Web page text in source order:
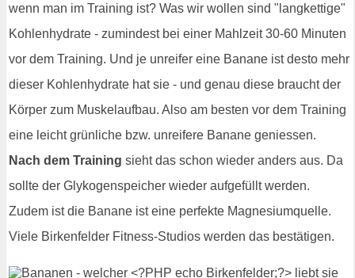
wenn man im Training ist? Was wir wollen sind "langkettige"
Kohlenhydrate - zumindest bei einer Mahlzeit 30-60 Minuten
vor dem Training. Und je unreifer eine Banane ist desto mehr
dieser Kohlenhydrate hat sie - und genau diese braucht der
Körper zum Muskelaufbau. Also am besten vor dem Training
eine leicht grünliche bzw. unreifere Banane geniessen.
Nach dem Training sieht das schon wieder anders aus. Da
sollte der Glykogenspeicher wieder aufgefüllt werden.
Zudem ist die Banane ist eine perfekte Magnesiumquelle.
Viele Birkenfelder Fitness-Studios werden das bestätigen.